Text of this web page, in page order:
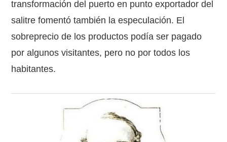
transformación del puerto en punto exportador del
salitre fomentó también la especulación. El
sobreprecio de los productos podía ser pagado
por algunos visitantes, pero no por todos los
habitantes.